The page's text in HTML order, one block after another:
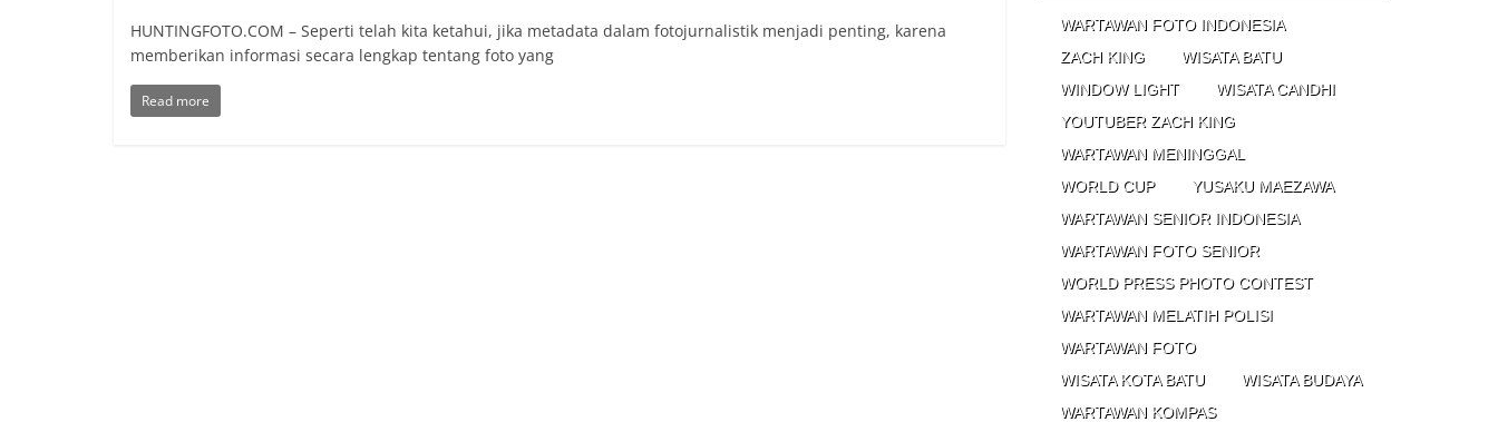
HUNTINGFOTO.COM – Seperti telah kita ketahui, jika metadata dalam fotojurnalistik menjadi penting, karena
memberikan informasi secara lengkap tentang foto yang
Read more
Creativepreneur Era
Digital, Dapat Jutaan
Foto Handphone
04/08/2023 - 09:26 0 Comments
WARTAWAN FOTO INDONESIA
ZACH KING
WISATA BATU
WINDOW LIGHT
WISATA CANDHI
YOUTUBER ZACH KING
WARTAWAN MENINGGAL
WORLD CUP
YUSAKU MAEZAWA
WARTAWAN SENIOR INDONESIA
WARTAWAN FOTO SENIOR
WORLD PRESS PHOTO CONTEST
WARTAWAN MELATIH POLISI
WARTAWAN FOTO
WISATA KOTA BATU
WISATA BUDAYA
WARTAWAN KOMPAS